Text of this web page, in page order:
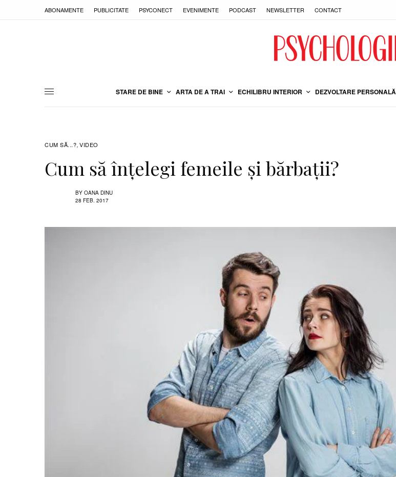
ABONAMENTE PUBLICITATE PSYCONECT EVENIMENTE PODCAST NEWSLETTER CONTACT
STARE DE BINE ARTA DE A TRAI ECHILIBRU INTERIOR DEZVOLTARE PERSONALĂ
CUM SĂ...?, VIDEO
Cum să înțelegi femeile și bărbații?
BY OANA DINU
28 FEB. 2017